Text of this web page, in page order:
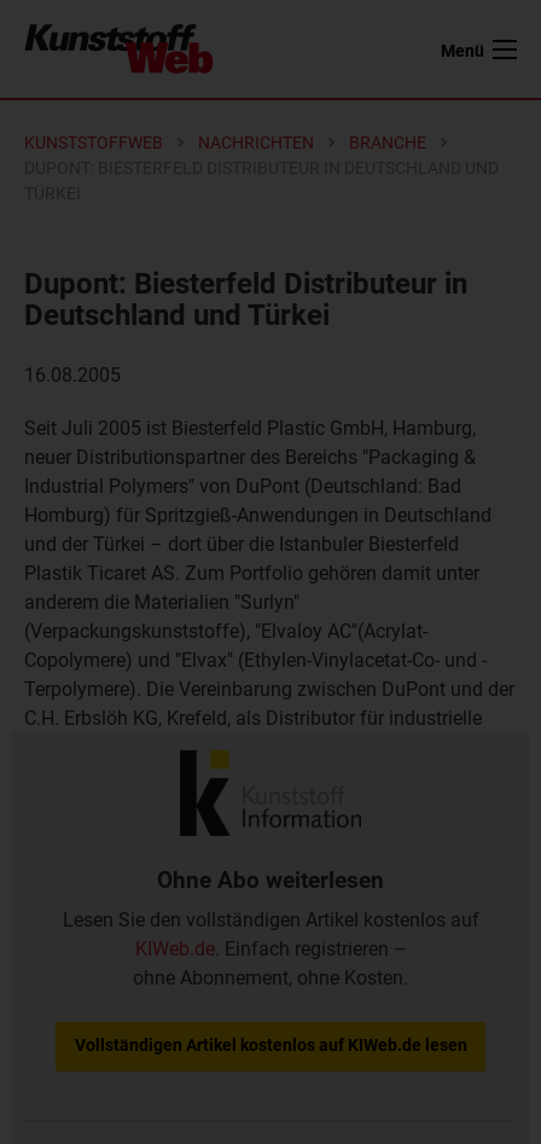
Menü
KUNSTSTOFFWEB NACHRICHTEN
BRANCHE
Dupont: Biesterfeld Distributeur in
Deutschland und Türkei
16.08.2005
Seit Juli 2005 ist Biesterfeld Plastic GmbH, Hamburg,
neuer Distributionspartner des Bereichs "Packaging &
Industrial Polymers" von DuPont (Deutschland: Bad
Homburg) für Spritzgieß-Anwendungen in Deutschland
und der Türkei – dort über die Istanbuler Biesterfeld
Plastik Ticaret AS. Zum Portfolio gehören damit unter
anderem die Materialien "Surlyn"
(Verpackungskunststoffe), "Elvaloy AC"(Acrylat-
Copolymere) und "Elvax" (Ethylen-Vinylacetat-Co- und -
Terpolymere). Die Vereinbarung zwischen DuPont und der
C.H. Erbslöh KG, Krefeld, als Distributor für industrielle
Anwendungen wie Kabel, Extrusion und Compoundierung
bleibt davon unberührt.
Ohne Abo weiterlesen
Lesen Sie den vollständigen Artikel kostenlos auf
KIWeb.de. Einfach registrieren –
ohne Abonnement, ohne Kosten.
Vollständigen Artikel kostenlos auf KIWeb.de lesen